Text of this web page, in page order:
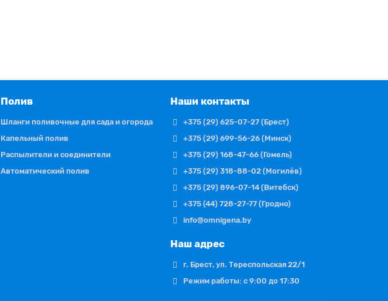
Полив
Шланги поливочные для сада и огорода
Капельный полив
Распылители и соединители
Автоматический полив
Наши контакты
+375 (29) 625-07-27 (Брест)
+375 (29) 699-56-26 (Минск)
+375 (29) 168-47-66 (Гомель)
+375 (29) 318-88-02 (Могилёв)
+375 (29) 896-07-14 (Витебск)
+375 (44) 728-27-77 (Гродно)
info@omnigena.by
Наш адрес
г. Брест, ул. Тереспольская 22/1
Режим работы: с 9:00 до 17:30